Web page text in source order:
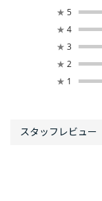
★ 5
★ 4
★ 3
★ 2
★ 1